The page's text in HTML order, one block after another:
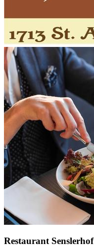
Restaurant Senslerhof